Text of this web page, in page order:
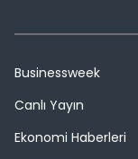
Businessweek
Canlı Yayın
Ekonomi Haberleri